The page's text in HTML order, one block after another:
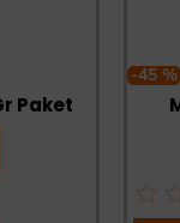
Paket
-45 %